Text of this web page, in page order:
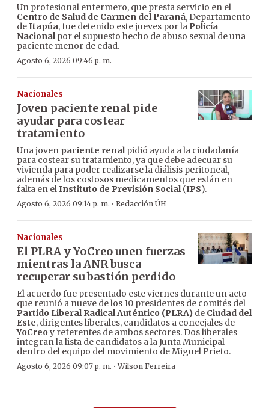
Un profesional enfermero, que presta servicio en el
Centro de Salud de Carmen del Paraná, Departamento
deItapúa, fue detenido este jueves por la Policía
Nacionalpor el supuesto hecho de abuso sexual de una
paciente menor de edad.
Agosto 6, 2026 09:46 p. m.
Nacionales
Joven paciente renal pide
ayudar para costear
tratamiento
Una joven paciente renalpidió ayuda a la ciudadanía
para costear su tratamiento, ya que debe adecuar su
vivienda para poder realizarse la diálisis peritoneal,
además de los costosos medicamentos que están en
falta en elInstituto de Previsión Social(IPS).
Agosto 6, 2026 09:14 p. m. · Redacción ÚH
Nacionales
El PLRA y YoCreo unen fuerzas
mientras la ANR busca
recuperar su bastión perdido
El acuerdo fue presentado este viernes durante un acto
que reunió a nueve de los 10 presidentes de comités del
Partido Liberal Radical Auténtico (PLRA) de Ciudad del
Este, dirigentes liberales, candidatos a concejales de
YoCreo y referentes de ambos sectores. Dos liberales
integran la lista de candidatos a la Junta Municipal
dentro del equipo del movimiento de Miguel Prieto.
Agosto 6, 2026 09:07 p. m. ·Wilson Ferreira